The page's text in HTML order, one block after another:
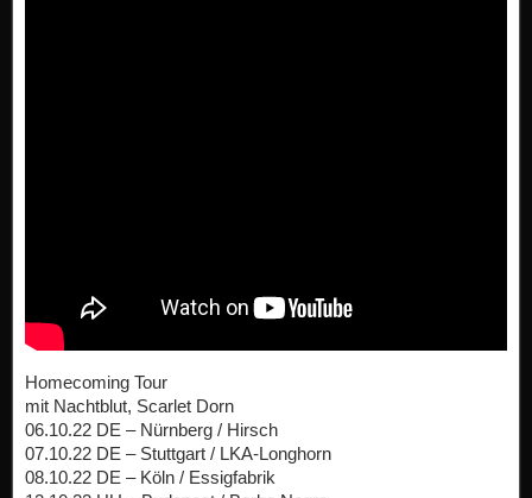
Homecoming Tour
mit Nachtblut, Scarlet Dorn
06.10.22 DE – Nürnberg / Hirsch
07.10.22 DE – Stuttgart / LKA-Longhorn
08.10.22 DE – Köln / Essigfabrik